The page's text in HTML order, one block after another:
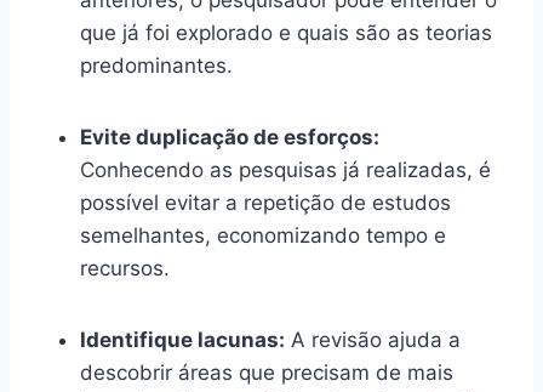
que já foi explorado e quais são as teorias
predominantes.
Evite duplicação de esforços:
Conhecendo as pesquisas já realizadas, é
possível evitar a repetição de estudos
semelhantes, economizando tempo e
recursos.
Identifique lacunas: A revisão ajuda a
descobrir áreas que precisam de mais